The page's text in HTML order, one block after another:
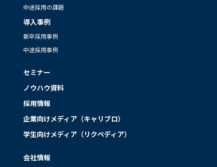
中途採用の課題
導入事例
新卒採用事例
中途採用事例
セミナー
ノウハウ資料
採用情報
企業向けメディア（キャリブロ）
学生向けメディア（リクペディア）
会社情報